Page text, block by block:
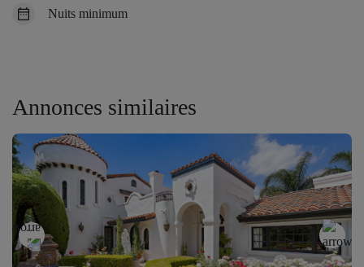
Nuits minimum
Annonces similaires